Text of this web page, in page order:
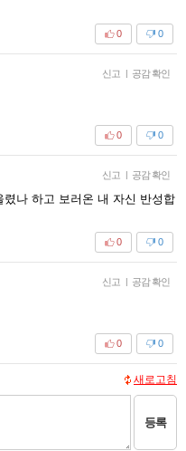
0
0
신고 | 공감 확인
0
0
신고 | 공감 확인
나 하고 보러온 내 자신 반성합
0
0
신고 | 공감 확인
0
0
새로고침
등록